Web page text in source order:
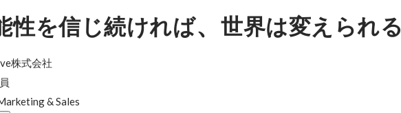
性を信じ続ければ、世界は変えられる
株式会社
& Sales